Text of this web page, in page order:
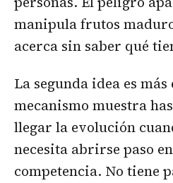
manipula frutos
acerca sin saber qué
La segunda idea es más
mecanismo muestra
llegar la evolución
necesita abrirse paso
competencia. No tiene